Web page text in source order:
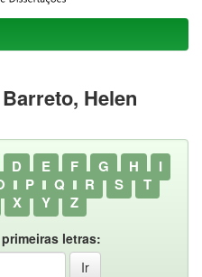
Barreto, Helen
D E F G H
I
P Q R S
T
X Y Z
letras: